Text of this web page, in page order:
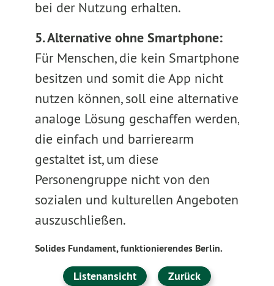
bei der Nutzung erhalten.
5. Alternative ohne Smartphone:
Für Menschen, die kein Smartphone
besitzen und somit die App nicht
nutzen können, soll eine alternative
analoge Lösung geschaffen werden,
die einfach und barrierearm
gestaltet ist, um diese
Personengruppe nicht von den
sozialen und kulturellen Angeboten
auszuschließen.
Solides Fundament, funktionierendes Berlin.
Listenansicht Zurück